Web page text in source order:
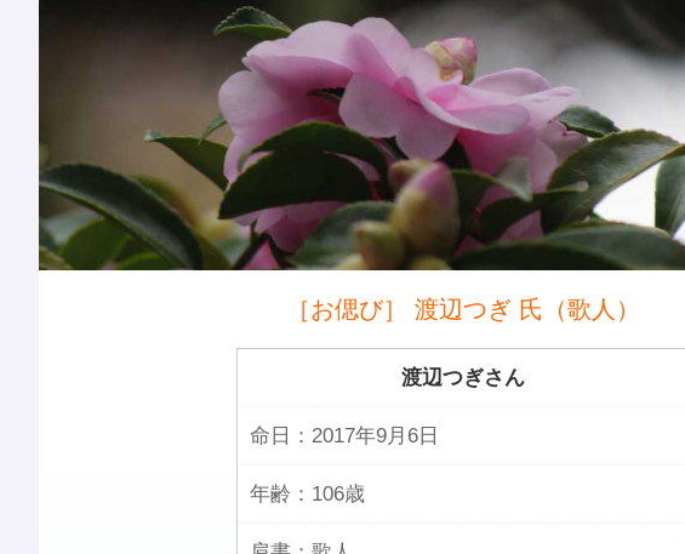
［お偲び］ 渡辺つぎ 氏（歌人）
渡辺つぎさん
命日： 2017年9月6日
年齢： 106歳